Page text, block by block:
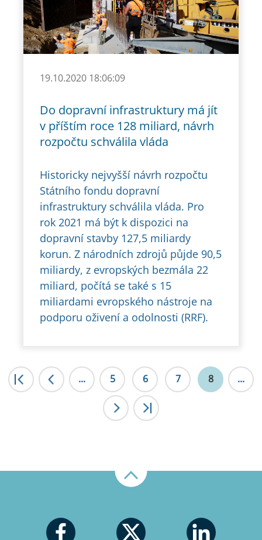
19.10.2020 18:06:09
Do dopravní infrastruktury má jít
v příštím roce 128 miliard, návrh
rozpočtu schválila vláda
Historicky nejvyšší návrh rozpočtu
Státního fondu dopravní
infrastruktury schválila vláda. Pro
rok 2021 má být k dispozici na
dopravní stavby 127,5 miliardy
korun. Z národních zdrojů půjde 90,5
miliardy, z evropských bezmála 22
miliard, počítá se také s 15
miliardami evropského nástroje na
podporu oživení a odolnosti (RRF).
|< ... 5 6 7 8 ...